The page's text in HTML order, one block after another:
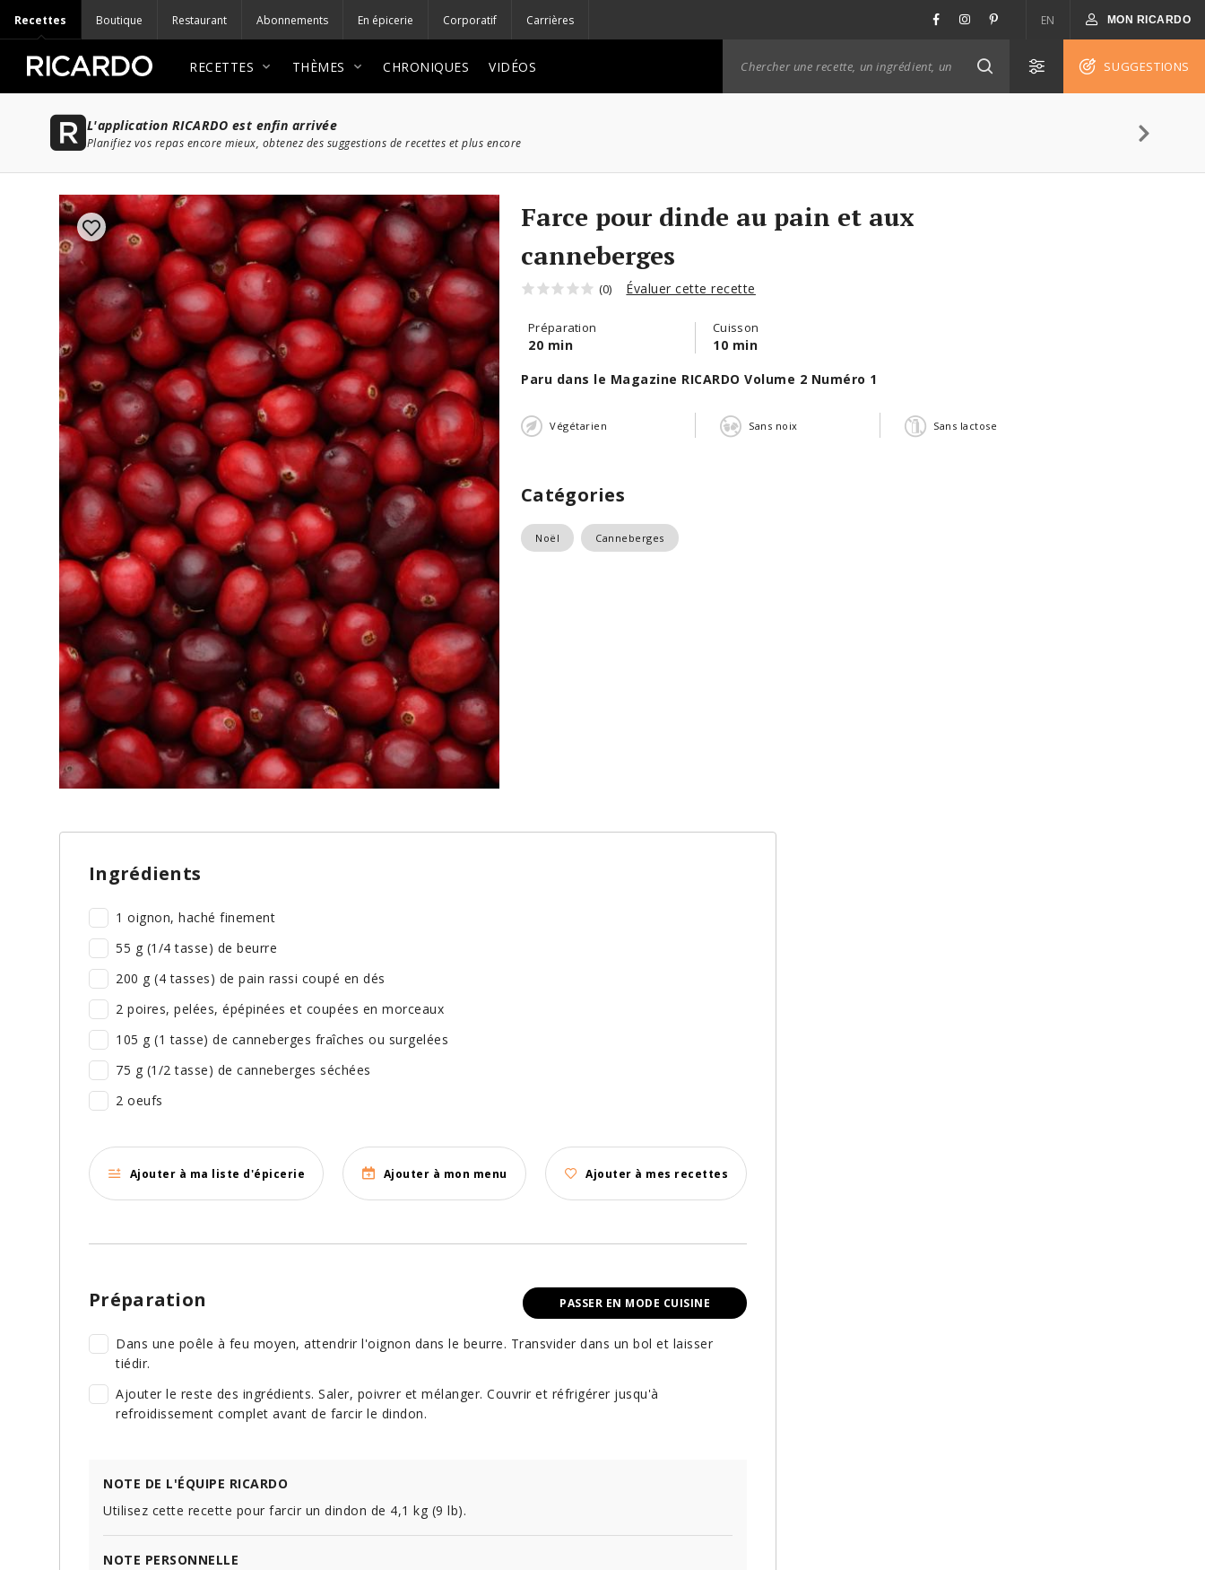
Recettes Boutique Restaurant Abonnements En épicerie Corporatif Carrières EN MON RICARDO
RECETTES THÈMES CHRONIQUES VIDÉOS SUGGESTIONS
L'application RICARDO est enfin arrivée
Planifiez vos repas encore mieux, obtenez des suggestions de recettes et plus encore
Farce pour dinde au pain et aux
canneberges
(0) Évaluer cette recette
Préparation
20 min
Cuisson
10 min
Paru dans le Magazine RICARDO Volume 2 Numéro 1
Végétarien Sans noix Sans lactose
Catégories
Noël Canneberges
Ingrédients
1 oignon, haché finement
55 g (1/4 tasse) de beurre
200 g (4 tasses) de pain rassi coupé en dés
2 poires, pelées, épépinées et coupées en morceaux
105 g (1 tasse) de canneberges fraîches ou surgelées
75 g (1/2 tasse) de canneberges séchées
2 oeufs
Ajouter à ma liste d'épicerie Ajouter à mon menu Ajouter à mes recettes
PASSER EN MODE CUISINE
Préparation
Dans une poêle à feu moyen, attendrir l'oignon dans le beurre. Transvider dans un bol et laisser
tiédir.
Ajouter le reste des ingrédients. Saler, poivrer et mélanger. Couvrir et réfrigérer jusqu'à
refroidissement complet avant de farcir le dindon.
NOTE DE L'ÉQUIPE RICARDO
Utilisez cette recette pour farcir un dindon de 4,1 kg (9 lb).
NOTE PERSONNELLE